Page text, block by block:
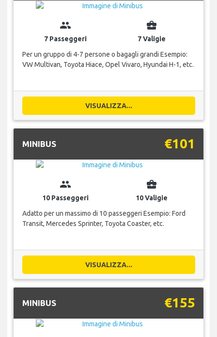
group
7 Passeggeri
business_center
7 Valigie
Per un gruppo di 4-7 persone o bagagli grandi Esempio:
VW Multivan, Toyota Hiace, Opel Vivaro, Hyundai H-1, etc.
VISUALIZZA...
MINIBUS €101
group
10 Passeggeri
business_center
10 Valigie
Adatto per un massimo di 10 passeggeri Esempio: Ford
Transit, Mercedes Sprinter, Toyota Coaster, etc.
VISUALIZZA...
MINIBUS €155